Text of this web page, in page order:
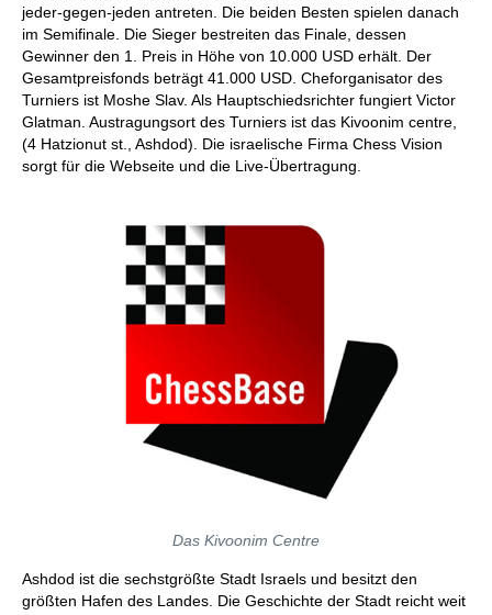
jeder-gegen-jeden antreten. Die beiden Besten spielen danach
im Semifinale. Die Sieger bestreiten das Finale, dessen
Gewinner den 1. Preis in Höhe von 10.000 USD erhält. Der
Gesamtpreisfonds beträgt 41.000 USD. Cheforganisator des
Turniers ist Moshe Slav. Als Hauptschiedsrichter fungiert Victor
Glatman. Austragungsort des Turniers ist das Kivoonim centre,
(4 Hatzionut st., Ashdod). Die israelische Firma Chess Vision
sorgt für die Webseite und die Live-Übertragung.
Das Kivoonim Centre
Ashdod ist die sechstgrößte Stadt Israels und besitzt den
größten Hafen des Landes. Die Geschichte der Stadt reicht weit